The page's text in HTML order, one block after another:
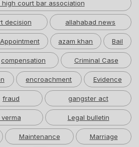
high court bar association
decision allahabad news
Appointment azam khan Bail
compensation Criminal Case
encroachment Evidence
fraud gangster act
Legal bulletin
Maintenance Marriage